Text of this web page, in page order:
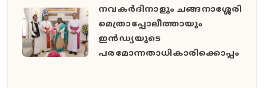
നവകർദിനാളും ചങ്ങനാശ്ശേരി
മെത്രാപ്പോലീത്തായും
ഇൻഡ്യയുടെ
പരമോന്നതാധികാരിക്കൊപ്പം